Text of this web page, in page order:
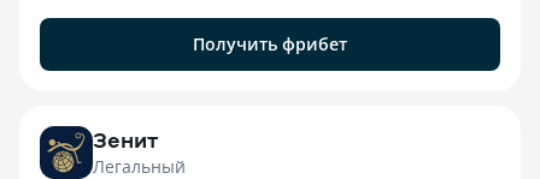
Получить фрибет
Зенит
Легальный